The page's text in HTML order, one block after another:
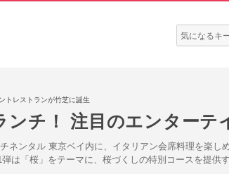
検
索:
トレストランが竹芝に誕生
ンチ！ 注目のエンターテ
ネンタル 東京ベイ内に、イタリアン会席料理を楽
は「桜」をテーマに、桜づくしの特別コースを提供す